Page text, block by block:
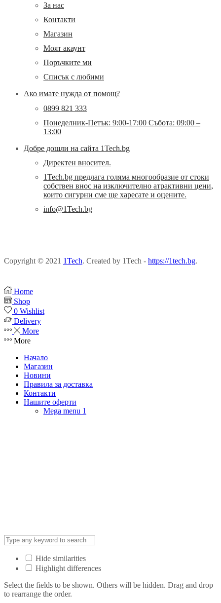
За нас
Контакти
Магазин
Моят акаунт
Поръчките ми
Списък с любими
Ако имате нужда от помощ?
0899 821 333
Понеделник-Петък: 9:00-17:00 Събота: 09:00 –
13:00
Добре дошли на сайта 1Tech.bg
Директен вносител.
1Tech.bg предлага голяма многообразие от стоки
собствен внос на изключително атрактивни цени,
които сигурни сме ще харесате и оцените.
info@1Tech.bg
Copyright © 2021 1Tech. Created by 1Tech - https://1tech.bg.
Home
Shop
0 Wishlist
Delivery
More
More
Начало
Магазин
Новини
Правила за доставка
Контакти
Нашите оферти
Mega menu 1
Hide similarities
Highlight differences
Select the fields to be shown. Others will be hidden. Drag and drop
to rearrange the order.